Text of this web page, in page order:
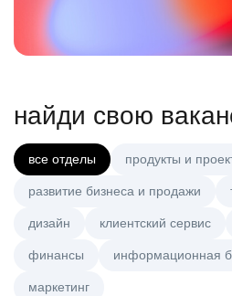
найди свою
все отделы продукты и
развитие бизнеса и продажи
дизайн клиентский сервис
финансы информационная
маркетинг